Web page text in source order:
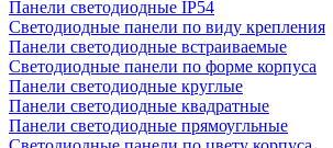
Панели светодиодные IP54
Светодиодные панели по виду крепления
Панели светодиодные встраиваемые
Светодиодные панели по форме корпуса
Панели светодиодные круглые
Панели светодиодные квадратные
Панели светодиодные прямоугльные